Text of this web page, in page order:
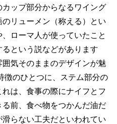
ップ部分からなるワイング
リューメン（称える）とい
ローマ人が使っていたこと
るという説などがあります
気そのままのデザインが魅
徴のひとつに、ステム部分の
は、食事の際にナイフとフ
前、食べ物をつかんだ油だ
らない工夫だといわれてい